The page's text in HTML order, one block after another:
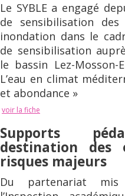
Le SYBLE a engagé
de sensibilisation
inondation dans le
de sensibilisation
le bassin Lez-Mosson-
L’eau en climat
et abondance »
voir la fiche
Supports
destination des
risques majeurs
Du partenariat